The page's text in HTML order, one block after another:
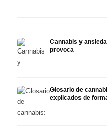
Cannabis y
provoca
Glosario de
explicados de